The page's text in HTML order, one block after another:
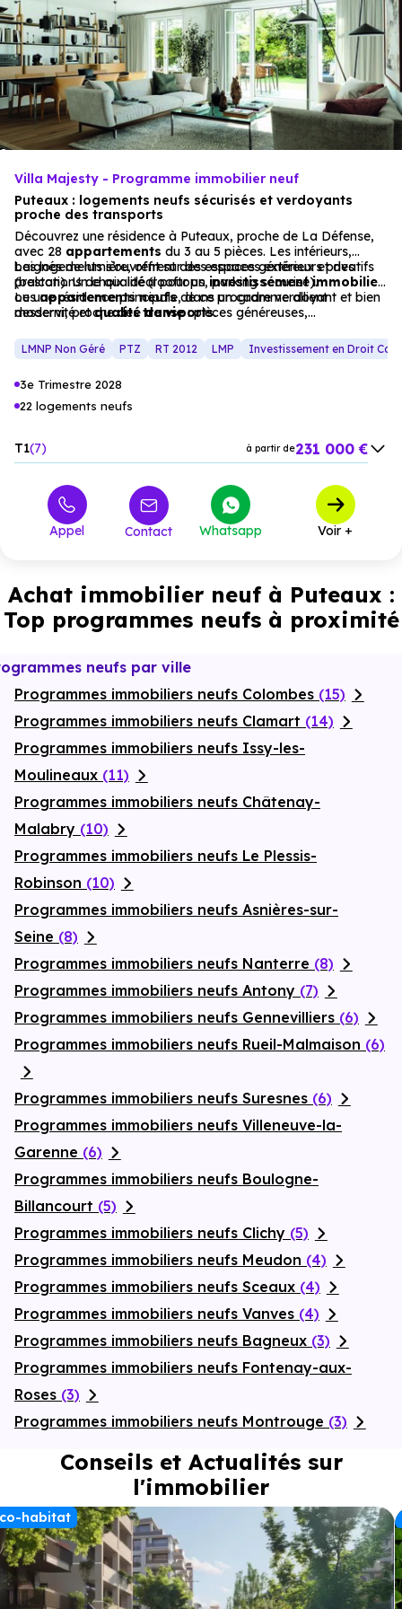
Villa Majesty - Programme immobilier neuf
Puteaux : logements neufs sécurisés et verdoyants
proche des transports
Découvrez une résidence à Puteaux, proche de La Défense,
avec 28 appartements du 3 au 5 pièces. Les intérieurs,
baignés de lumière, offrent des espaces généreux et des
prestations de qualité (rooftops, parking sécurisé).
Les logements s’ouvrent sur des espaces extérieurs privatifs
(balcon). Un choix idéal pour uninvestissement immobilier
ou une résidence principale, dans un cadre verdoyant et bien
desservi, proche destransports.
Lesappartementsneufsde ce programme allient
modernité etqualité de vie: pièces généreuses,
La localisation, proche destransports, est parfaite pour les
actifs en quête de sérénité et demobilité douce, avec un
LMNP Non Géré PTZ RT 2012 LMP Investissement en Droit
3e Trimestre 2028
22 logements neufs
T1 7 à partir de231 000 €
à partir de 796 700 €
à partir de 1 150 000 €
Appel Contact Whatsapp Voir +
Achat immobilier neuf à Puteaux :
Top programmes neufs à proximité
neufs par ville
Programmes immobiliers neufs Colombes (15)
Programmes immobiliers neufs Clamart (14)
Programmes immobiliers neufs Issy-les-
Moulineaux (11)
Programmes immobiliers neufs Châtenay-
Malabry (10)
Programmes immobiliers neufs Le Plessis-
Robinson (10)
Programmes immobiliers neufs Asnières-sur-
Seine (8)
Programmes immobiliers neufs Nanterre (8)
Programmes immobiliers neufs Antony (7)
Programmes immobiliers neufs Gennevilliers (6)
Programmes immobiliers neufs Rueil-Malmaison (6)
Programmes immobiliers neufs Suresnes (6)
Programmes immobiliers neufs Villeneuve-la-
Garenne (6)
Programmes immobiliers neufs Boulogne-
Billancourt (5)
Programmes immobiliers neufs Clichy (5)
Programmes immobiliers neufs Meudon (4)
Programmes immobiliers neufs Sceaux (4)
Programmes immobiliers neufs Vanves (4)
Programmes immobiliers neufs Bagneux (3)
Programmes immobiliers neufs Fontenay-aux-
Roses (3)
Programmes immobiliers neufs Montrouge (3)
Conseils et Actualités sur
l'immobilier
habitat